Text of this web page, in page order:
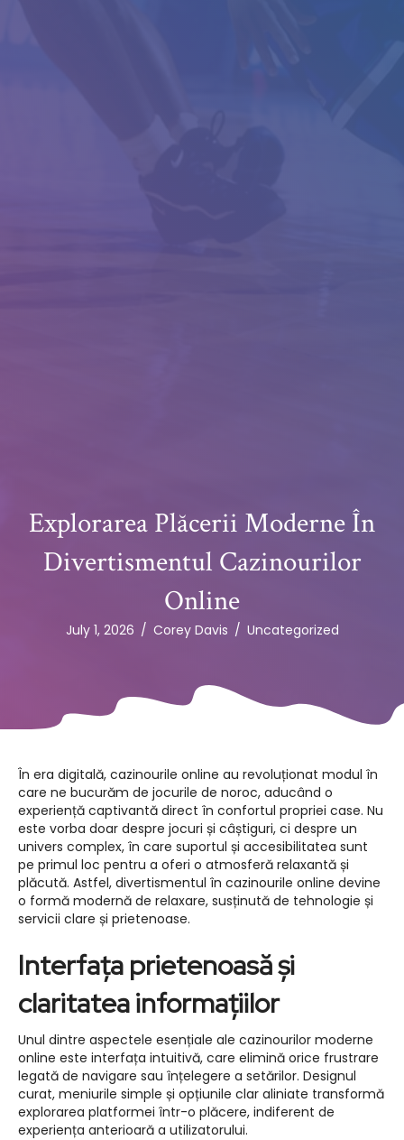
Explorarea Plăcerii Moderne În
Divertismentul Cazinourilor
Online
July 1, 2026 / Corey Davis / Uncategorized
În era digitală, cazinourile online au revoluționat modul în
care ne bucurăm de jocurile de noroc, aducând o
experiență captivantă direct în confortul propriei case. Nu
este vorba doar despre jocuri și câștiguri, ci despre un
univers complex, în care suportul și accesibilitatea sunt
pe primul loc pentru a oferi o atmosferă relaxantă și
plăcută. Astfel, divertismentul în cazinourile online devine
o formă modernă de relaxare, susținută de tehnologie și
servicii clare și prietenoase.
Interfața prietenoasă și
claritatea informațiilor
Unul dintre aspectele esențiale ale cazinourilor moderne
online este interfața intuitivă, care elimină orice frustrare
legată de navigare sau înțelegere a setărilor. Designul
curat, meniurile simple și opțiunile clar aliniate transformă
explorarea platformei într-o plăcere, indiferent de
experiența anterioară a utilizatorului.